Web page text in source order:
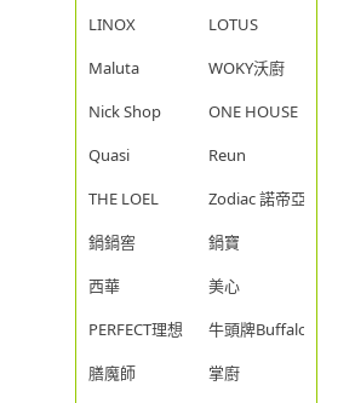
LINOX
LOTUS
Maluta
WOKY沃廚
Nick Shop
ONE HOUSE
Quasi
Reun
THE LOEL
Zodiac 諾帝亞
鍋鍋窖
鍋寶
西華
美心
PERFECT理想
牛頭牌Buffalo
膳魔師
掌廚